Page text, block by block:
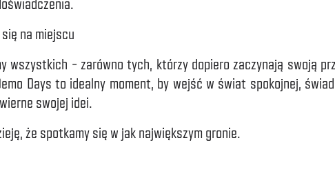
na miejscu
wszystkich – zarówno tych, którzy dopiero zaczynają swoją
Days to idealny moment, by wejść w świat spokojnej,
swojej idei.
że spotkamy się w jak największym gronie.